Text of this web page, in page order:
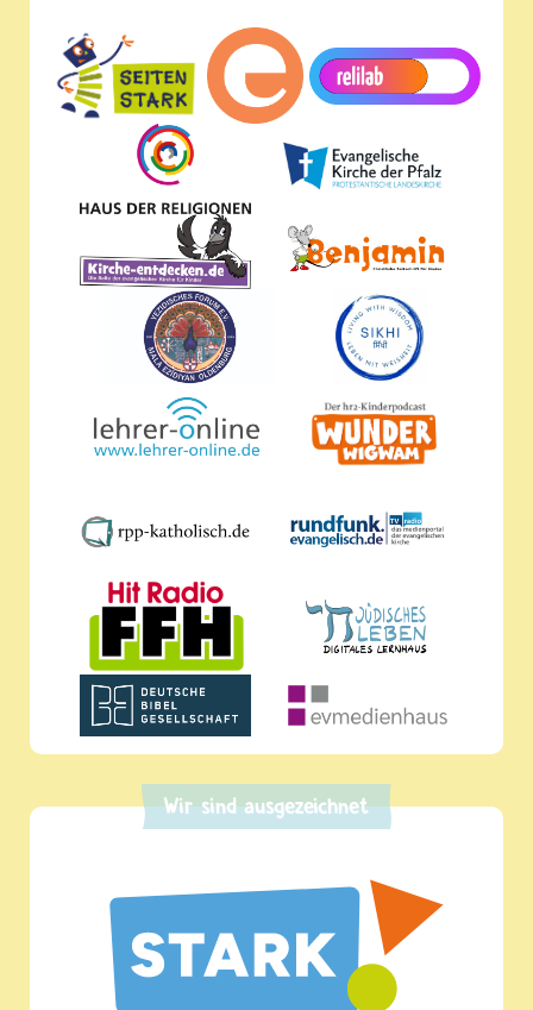
Wir sind ausgezeichnet